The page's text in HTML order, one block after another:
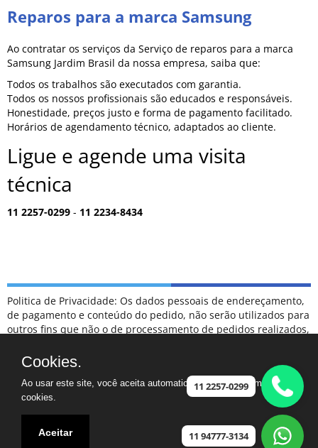
Reparos para a marca Samsung
Ao contratar os serviços da Serviço de reparos para a marca
Samsung Jardim Brasil da nossa empresa, saiba que:
Todos os trabalhos são executados com garantia.
Todos os nossos profissionais são educados e responsáveis.
Honestidade, preços justo e forma de pagamento facilitado.
Horários de agendamento técnico, adaptados ao cliente.
Ligue e agende uma visita
técnica
11 2257-0299 - 11 2234-8434
Politica de Privacidade: Os dados pessoais de endereçamento,
de pagamento e conteúdo do pedido, não serão utilizados para
outros fins que não o de processamento de pedidos realizados,
para terceiros em hipótese alguma.
ESCLARECIMENTOS: NÃO FAZEMOS PARTE DA RELAÇÃO DE
POSTOS DE ATENDIMENTO CREDENCIADOS COMO
AUTORIZADOS DA MARCA SAMSUNG.
CASO TENHA UM ELETRODOMÉSTICO FORA DA GARANTIA,
FICAREMOS FELIZES EM PODER AJUDAR
Assistência ©2024 - Especializada na marca Samsung - Jardim
11 2257-0299
11 94777-3134
Cookies.
Ao usar este site, você aceita automaticamente que usamos
cookies.
Aceitar